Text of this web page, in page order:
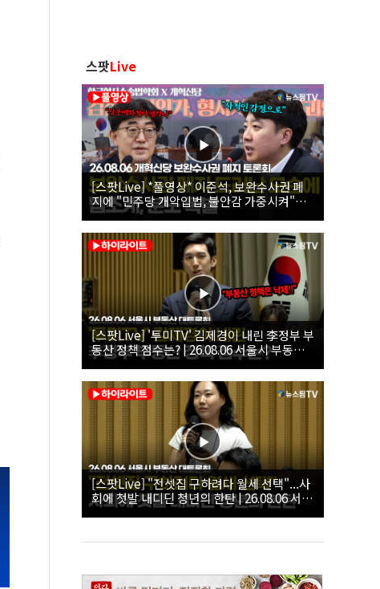
스팟Live
[스팟Live] *풀영상* 이준석, 보완수사권 폐
지에 "민주당 개악입법, 불안감 가중시켜"｜
26.08.06 개혁신당 보완수사권 폐지 토론회
[스팟Live] '투미TV' 김제경이 내린 李정부 부
동산 정책 점수는? | 26.08.06 서울시 부동산
대토론회
[스팟Live] "전셋집 구하려다 월세 선택"...사
회에 첫발 내디딘 청년의 한탄 | 26.08.06 서울
시 부동산 대토론회